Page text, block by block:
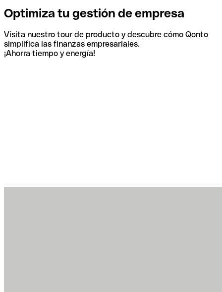
Optimiza tu gestión de empresa
Visita nuestro tour de producto y descubre cómo Qonto
simplifica las finanzas empresariales.
¡Ahorra tiempo y energía!